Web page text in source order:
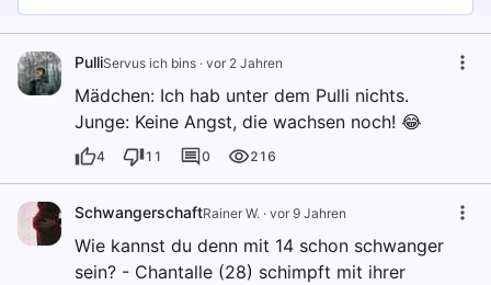
PulliServus ich bins · vor 2 Jahren
Mädchen: Ich hab unter dem Pulli nichts.
Junge: Keine Angst, die wachsen noch! 😂
4 11 0 216
SchwangerschaftRainer W. · vor 9 Jahren
Wie kannst du denn mit 14 schon schwanger
sein? - Chantalle (28) schimpft mit ihrer